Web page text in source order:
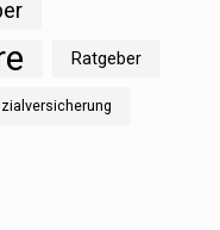
Ratgeber